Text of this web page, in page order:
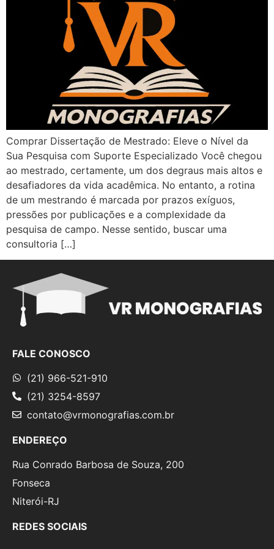
Comprar Dissertação de Mestrado: Eleve o Nível da
Sua Pesquisa com Suporte Especializado Você chegou
ao mestrado, certamente, um dos degraus mais altos e
desafiadores da vida acadêmica. No entanto, a rotina
de um mestrando é marcada por prazos exíguos,
pressões por publicações e a complexidade da
pesquisa de campo. Nesse sentido, buscar uma
consultoria […]
FALE CONOSCO
(21) 966-521-910
(21) 3254-8597
contato@vrmonografias.com.br
ENDEREÇO
Rua Conrado Barbosa de Souza, 200
Fonseca
Niterói-RJ
REDES SOCIAIS